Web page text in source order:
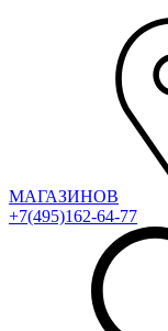
МАГАЗИНОВ
+7(495)162-64-77